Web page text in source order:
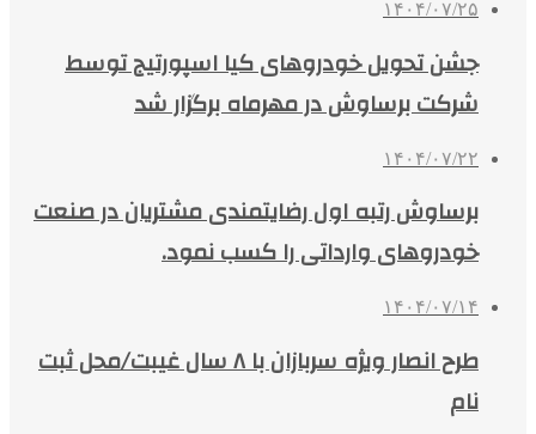
۱۴۰۴/۰۷/۲۵
جشن تحویل خودروهای کیا اسپورتیج توسط
شرکت برساوش در مهرماه برگزار شد
۱۴۰۴/۰۷/۲۲
برساوش رتبه اول رضایتمندی مشتریان در صنعت
خودروهای وارداتی را کسب نمود.
۱۴۰۴/۰۷/۱۴
طرح انصار ویژه سربازان با ۸ سال غیبت/محل ثبت
نام